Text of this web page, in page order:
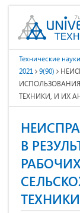
Технические науки
2021
9(90)
ТЕХНИКИ, И ИХ
В